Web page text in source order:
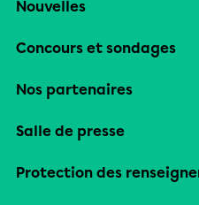
Nouvelles
Concours et sondages
Nos partenaires
Salle de presse
Protection des